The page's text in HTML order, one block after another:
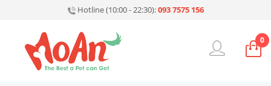
Hotline (10:00 - 22:30):093 7575 156
0